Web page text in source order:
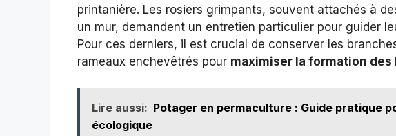
printanière. Les rosiers grimpants, souvent attachés à
un mur, demandent un entretien particulier pour guider
Pour ces derniers, il est crucial de conserver les
rameaux enchevêtrés pour maximiser la formation des
Lire aussi: Potager en permaculture : Guide pratique
écologique